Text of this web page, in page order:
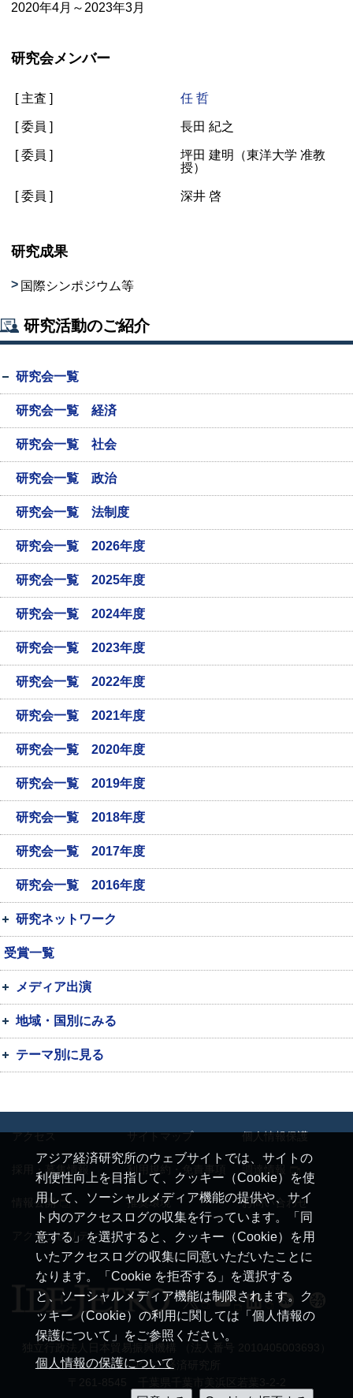
2020年4月～2023年3月
研究会メンバー
[ 主査 ] 任 哲
[ 委員 ] 長田 紀之
[ 委員 ]
坪田 建明（東洋大学 准教
授）
[ 委員 ] 深井 啓
研究成果
国際シンポジウム等
研究活動のご紹介
研究会一覧
研究会一覧 経済
研究会一覧 社会
研究会一覧 政治
研究会一覧 法制度
研究会一覧 2026年度
研究会一覧 2025年度
研究会一覧 2024年度
研究会一覧 2023年度
研究会一覧 2022年度
研究会一覧 2021年度
研究会一覧 2020年度
研究会一覧 2019年度
研究会一覧 2018年度
研究会一覧 2017年度
研究会一覧 2016年度
研究ネットワーク
受賞一覧
メディア出演
地域・国別にみる
テーマ別に見る
アジア経済研究所のウェブサイトでは、サイトの
利便性向上を目指して、クッキー（Cookie）を使
用して、ソーシャルメディア機能の提供や、サイ
ト内のアクセスログの収集を行っています。「同
意する」を選択すると、クッキー（Cookie）を用
いたアクセスログの収集に同意いただいたことに
なります。「Cookie を拒否する」を選択する
と、ソーシャルメディア機能は制限されます。ク
ッキー（Cookie）の利用に関しては「個人情報の
保護について」をご参照ください。
個人情報の保護について
アクセス サイトマップ 個人情報保護
採用・募集情報 利用規約・免責事項
情報公開 推奨環境 お問い合わせ
アクセシビリティ
アジア経済研究所